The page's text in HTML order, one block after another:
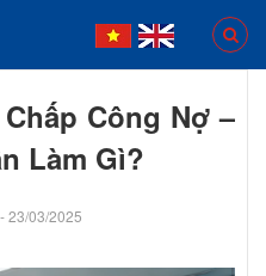
Công Nợ –
Làm Gì?
23/03/2025